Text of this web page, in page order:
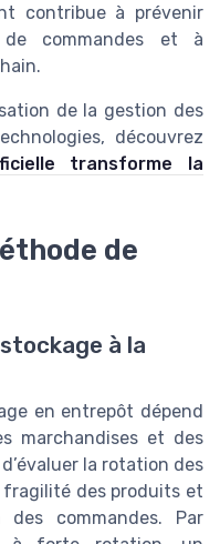
contribue à prévenir
commandes et à
de la gestion des
découvrez
transforme la
de
à la
en entrepôt dépend
marchandises et des
la rotation des
fragilité des produits et
commandes. Par